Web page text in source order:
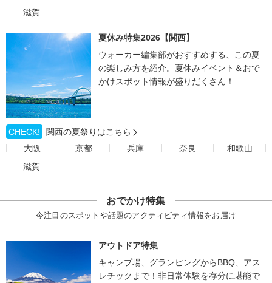
滋賀
夏休み特集2026【関西】
ウォーカー編集部がおすすめする、この夏
の楽しみ方を紹介。夏休みイベント＆おで
かけスポット情報が盛りだくさん！
CHECK!
関西の夏祭りはこちら
大阪
京都 兵庫 奈良
和歌山
滋賀
おでかけ特集
今注目のスポットや話題のアクティビティ情報をお届け
アウトドア特集
キャンプ場、グランピングからBBQ、アス
レチックまで！非日常体験を存分に堪能で